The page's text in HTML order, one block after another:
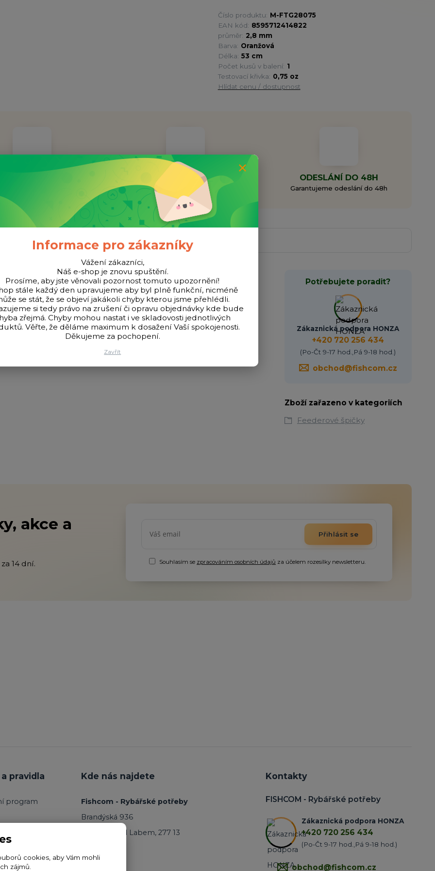
Číslo produktu: M-FTG28075
EAN kód: 8595712414822
průměr: 2,8 mm
Barva: Oranžová
Délka: 53 cm
Počet kusů v balení: 1
Testovací křivka: 0,75 oz
Hlídat cenu / dostupnost
Doprava ZDARMA
Při objednávce nad 1000 Kč
ODESLÁNÍ DO 48H
Garantujeme odeslání do 48h
z kvalitního materiálu, který dodává špičkám houževnatost a velkou
cenové dostupnosti i u rekreačních feederařů.
Potřebujete poradit?
Zákaznická podpora HONZA
+420 720 256 434
(Po-Čt 9-17 hod.,Pá 9-18 hod.)
obchod@fishcom.cz
Zboží zařazeno v kategoriích
Feederové špičky
akce a
14 dní.
Přihlásit se
Souhlasím se zpracováním osobních údajů za účelem rozesílky newsletteru.
pravidla
program
Kde nás najdete
Fishcom - Rybářské potřeby
Brandýská 936
Kostelec nad Labem, 277 13
Kontakty
FISHCOM - Rybářské potřeby
Zákaznická podpora HONZA
+420 720 256 434
(Po-Čt 9-17 hod.,Pá 9-18 hod.)
obchod@fishcom.cz
Informace pro zákazníky
Vážení zákazníci,
Náš e-shop je znovu spuštění.
Prosíme, aby jste věnovali pozornost tomuto upozornění!
stále každý den upravujeme aby byl plně funkční, nicméně
se stát, že se objeví jakákoli chyby kterou jsme přehlédli.
si tedy právo na zrušení či opravu objednávky kde bude
zřejmá. Chyby mohou nastat i ve skladovosti jednotlivých
Věřte, že děláme maximum k dosažení Vaší spokojenosti.
Děkujeme za pochopení.
Zavřít
cookies, aby Vám mohli
zájmů.